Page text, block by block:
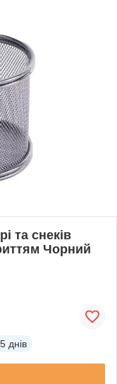
та снеків
Чорний
днів